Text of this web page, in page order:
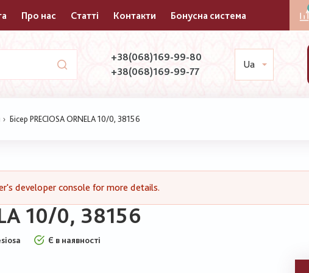
Про нас Статті Контакти Бонусна система
+38(068)169-99-80
+38(068)169-99-77
Ua
Бісер PRECIOSA ORNELA 10/0, 38156
developer console for more details.
10/0, 38156
Є в наявності